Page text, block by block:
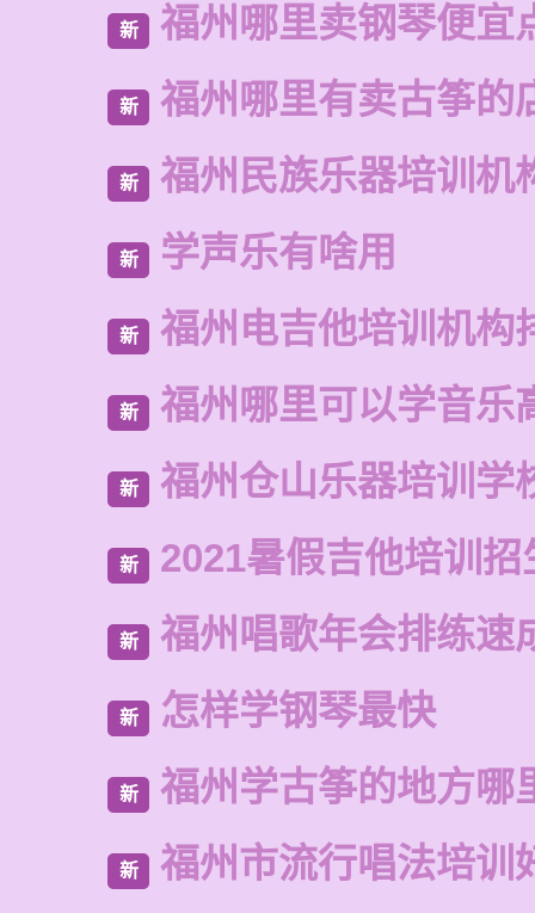
新 福州哪里卖钢琴便宜
新 福州哪里有卖古筝的
新 福州民族乐器培训机
新 学声乐有啥用
新 福州电吉他培训机构
新 福州哪里可以学音乐
新 福州仓山乐器培训学
新 2021暑假吉他培训招
新 福州唱歌年会排练速
新 怎样学钢琴最快
新 福州学古筝的地方哪
新 福州市流行唱法培训